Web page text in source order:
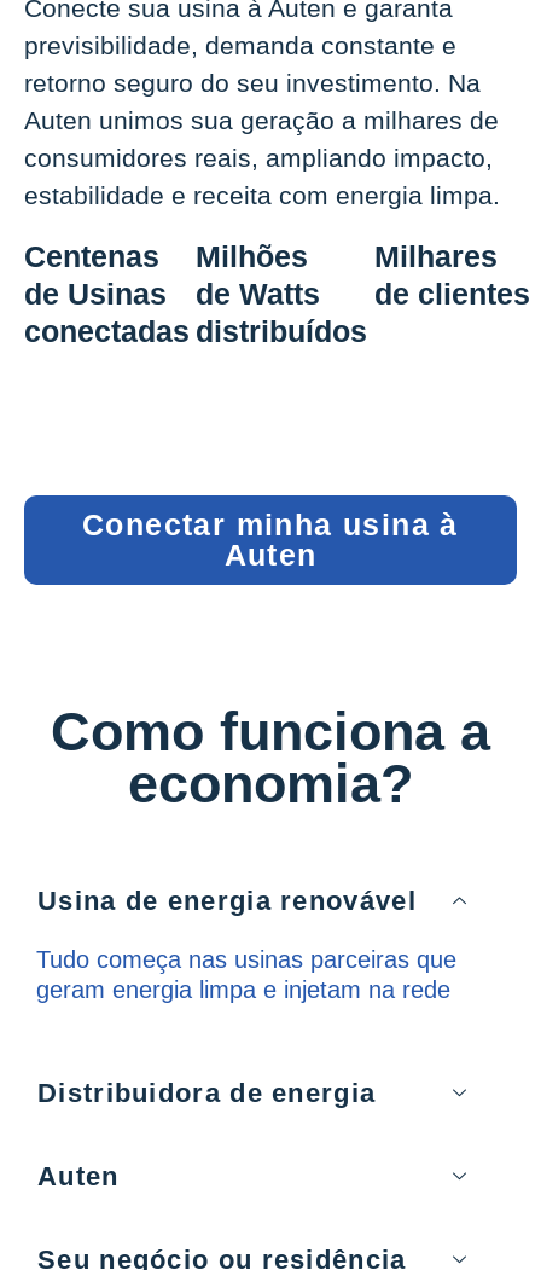
Conecte sua usina à Auten e garanta
previsibilidade, demanda constante e
retorno seguro do seu investimento. Na
Auten unimos sua geração a milhares de
consumidores reais, ampliando impacto,
estabilidade e receita com energia limpa.
Centenas
de Usinas
conectadas
Milhões
de Watts
distribuídos
Milhares
de clientes
Conectar minha usina à
Auten
Como funciona a
economia?
Usina de energia renovável
Tudo começa nas usinas parceiras que
geram energia limpa e injetam na rede
Distribuidora de energia
Auten
Seu negócio ou residência